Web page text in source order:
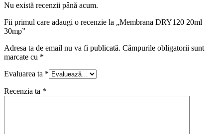
Nu există recenzii până acum.
Fii primul care adaugi o recenzie la „Membrana DRY120 20ml
30mp”
Adresa ta de email nu va fi publicată. Câmpurile obligatorii sunt
marcate cu *
Evaluarea ta *
Recenzia ta *